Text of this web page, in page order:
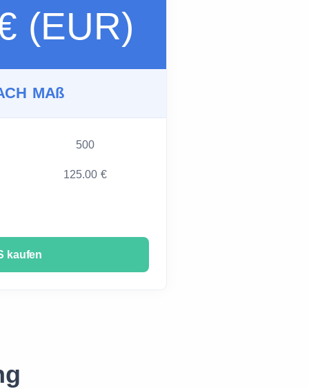
(EUR)
MAß
500
125.00 €
kaufen